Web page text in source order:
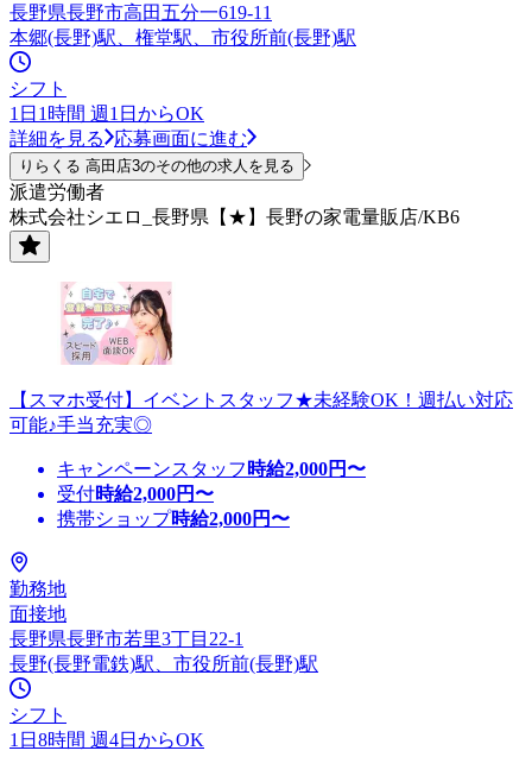
長野県長野市高田五分一619-11
本郷(長野)駅、権堂駅、市役所前(長野)駅
シフト
1日1時間 週1日からOK
詳細を見る
応募画面に進む
りらくる 高田店3のその他の求人を見る
派遣労働者
株式会社シエロ_長野県【★】長野の家電量販店/KB6
【スマホ受付】イベントスタッフ★未経験OK！週払い対応
可能♪手当充実◎
キャンペーンスタッフ 時給2,000円〜
受付時給2,000円〜
携帯ショップ時給2,000円〜
勤務地
面接地
長野県長野市若里3丁目22-1
長野(長野電鉄)駅、市役所前(長野)駅
シフト
1日8時間 週4日からOK